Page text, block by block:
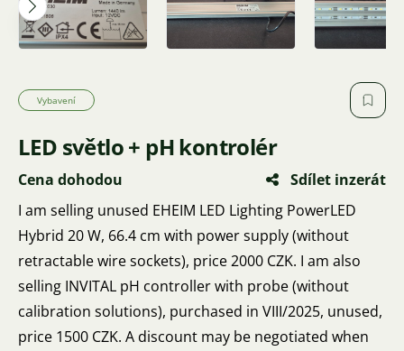
Vybavení
LED světlo + pH kontrolér
Cena dohodou
Sdílet inzerát
I am selling unused EHEIM LED Lighting PowerLED
Hybrid 20 W, 66.4 cm with power supply (without
retractable wire sockets), price 2000 CZK. I am also
selling INVITAL pH controller with probe (without
calibration solutions), purchased in VIII/2025, unused,
price 1500 CZK. A discount may be negotiated when